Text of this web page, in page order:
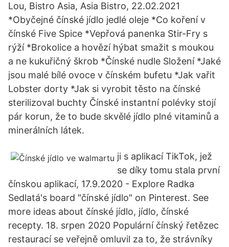
Lou, Bistro Asia, Asia Bistro, 22.02.2021
*Obyčejné čínské jídlo jedlé oleje *Co koření v
čínské Five Spice *Vepřová panenka Stir-Fry s
rýží *Brokolice a hovězí hýbat smažit s moukou
a ne kukuřičný škrob *Čínské nudle Složení *Jaké
jsou malé bílé ovoce v čínském bufetu *Jak vařit
Lobster dorty *Jak si vyrobit těsto na čínské
sterilizoval buchty Čínské instantní polévky stojí
pár korun, že to bude skvělé jídlo plné vitaminů a
minerálních látek.
ji s aplikací TikTok, jež
se díky tomu stala první
čínskou aplikací, 17.9.2020 - Explore Radka
Sedlatá's board "čínské jídlo" on Pinterest. See
more ideas about čínské jídlo, jídlo, čínské
recepty. 18. srpen 2020 Populární čínský řetězec
restaurací se veřejně omluvil za to, že strávníky